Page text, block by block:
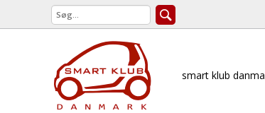
smart klub